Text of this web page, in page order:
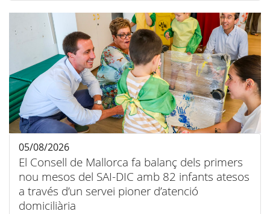
El Consell de Mallorca fa balanç dels primers
nou mesos del SAI-DIC amb 82 infants atesos
a través d’un servei pioner d’atenció
domiciliària
05/08/2026